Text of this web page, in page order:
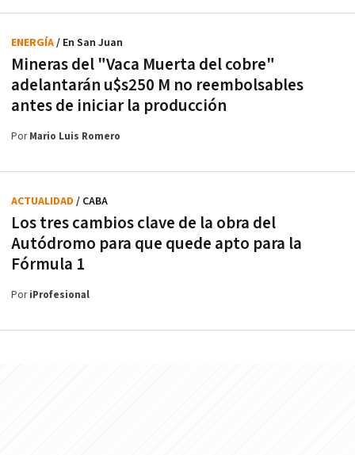
Mineras del "Vaca Muerta del cobre"
adelantarán u$s250 M no reembolsables
antes de iniciar la producción
ENERGÍA/ En San Juan
PorMario Luis Romero
Los tres cambios clave de la obra del
Autódromo para que quede apto para la
Fórmula 1
ACTUALIDAD / CABA
PoriProfesional